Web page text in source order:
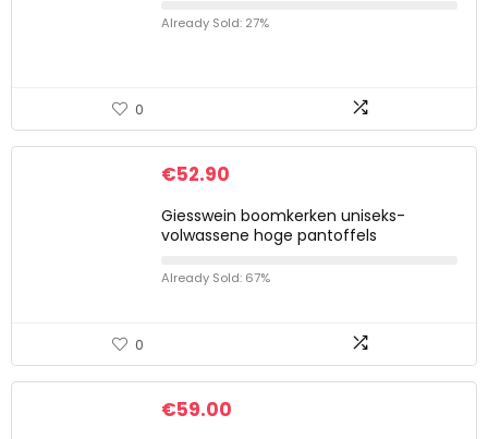
Already Sold: 27%
0
€52.90
Giesswein boomkerken uniseks-
volwassene hoge pantoffels
Already Sold: 67%
0
€59.00